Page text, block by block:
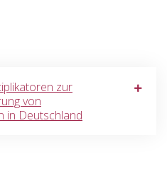
zur
von
in Deutschland